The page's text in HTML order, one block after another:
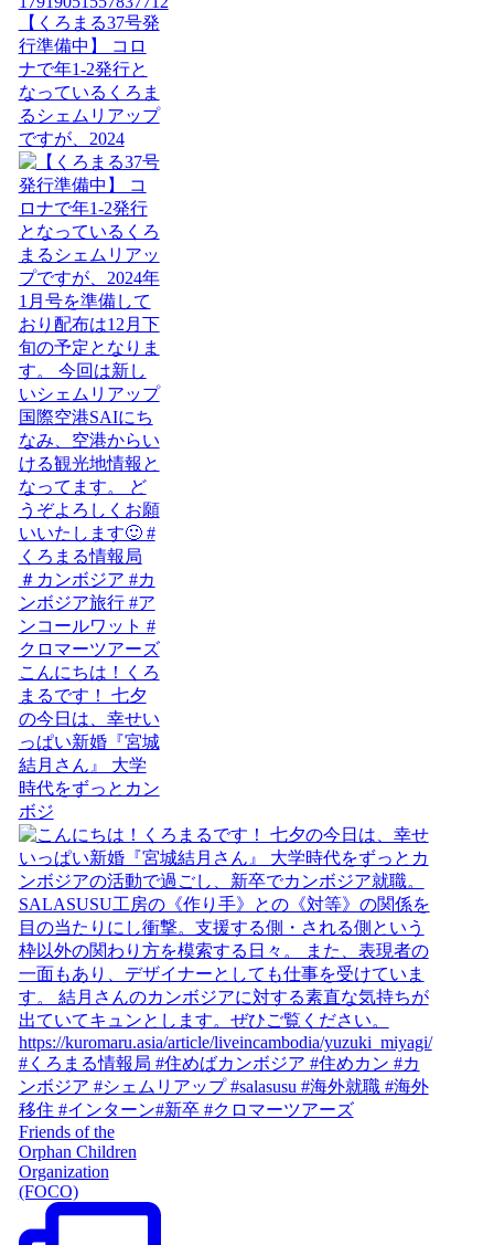
【くろまる37号発
行準備中】 コロ
ナで年1-2発行と
なっているくろま
るシェムリアップ
ですが、2024
こんにちは！くろ
まるです！ 七夕
の今日は、幸せい
っぱい新婚『宮城
結月さん』 大学
時代をずっとカン
ボジ
Friends of the
Orphan Children
Organization
(FOCO)